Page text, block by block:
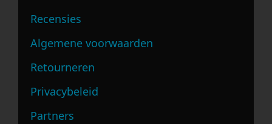
Recensies
Algemene voorwaarden
Retourneren
Privacybeleid
Partners